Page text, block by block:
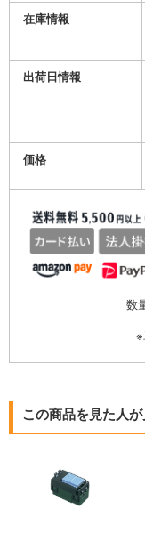
在庫情報
出荷日情報
価格
数
※
この商品を見た人